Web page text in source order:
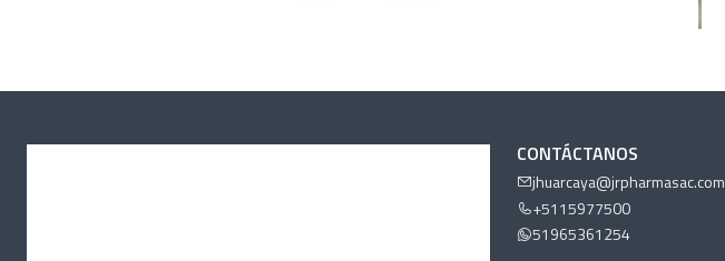
CONTÁCTANOS
jhuarcaya@jrpharmasac.com
+5115977500
51965361254